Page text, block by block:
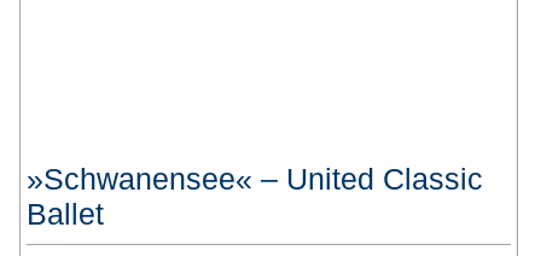
»Schwanensee« – United Classic
Ballet